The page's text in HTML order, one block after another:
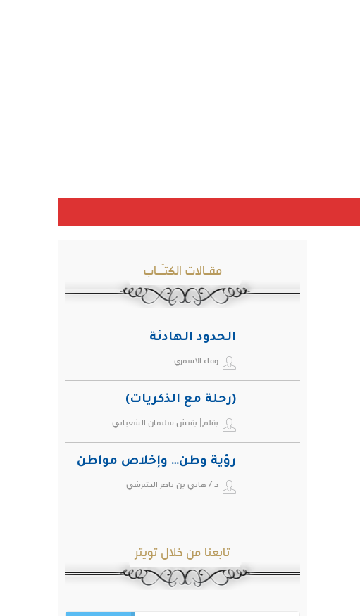
مقـالات الكتـّـاب
الحدود الهادئة
وفاء الاسمري
(رحلة مع الذكريات)
بقلم| بقيش سليمان الشعباني
رؤية وطن… وإخلاص مواطن
د / هاني بن ناصر الحتيرشي
تابعنا من خلال تويتر